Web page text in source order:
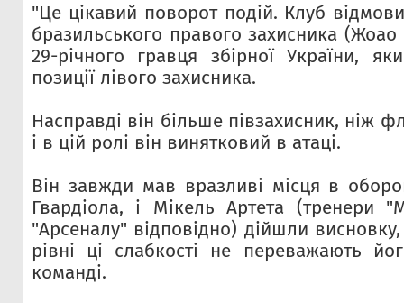
"Це цікавий поворот подій. Клуб
бразильського правого захисника
29-річного гравця збірної України,
позиції лівого захисника.
Насправді він більше півзахисник, ніж
і в цій ролі він винятковий в атаці.
Він завжди мав вразливі місця в
Гвардіола, і Мікель Артета (тренери
"Арсеналу" відповідно) дійшли
рівні ці слабкості не переважають
команді.